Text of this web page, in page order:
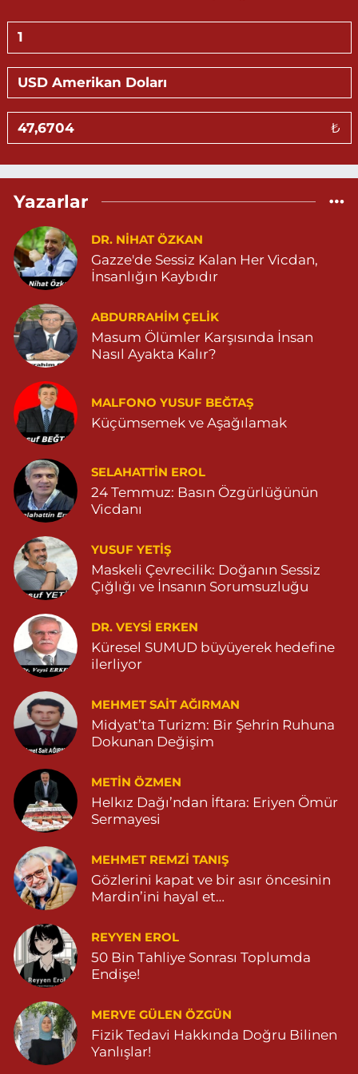
0 (530) 326 46 12
Gündüz Eczanesi
BAHÇEBAŞI MAHALLESİ SELAHADDİN EYYÜBİ CADDE NO:39 B
04823812323
Aksoy Eczanesi
KAPLAN MAH. MARDİN CAD. NO:21 A 04825030197
0 (482) 503 01 97 Yol Tarifi Al
GÜNDOĞAN MAHALLESİ STAD CADDESİ NO:36 A 05380544155
0 (538) 054 41 55 Yol Tarifi Al
Huzur Eczanesi
GÜL MAHALLESİ VATAN CADDE NO:4A 04825912517
0 (482) 591 25 17 Yol Tarifi Al
Dara Eczanesi
NUR MAHALLESİ VALİ OZAN CADDESİ DIŞ KAPI NO:122G
DEVLET HASTANESİ KARŞISI (DİYARBAKIR YOLU CEPHESİ)
04822125304
0 (482) 212 53 04 Yol Tarifi Al
Özdemir Eczanesi
YENİ MAHALLE 3086 SOKAK NO:4 3 04825413121
0 (482) 541 31 21 Yol Tarifi Al
₺
Yazarlar
DR. NIHAT ÖZKAN
Gazze'de Sessiz Kalan Her Vicdan,
İnsanlığın Kaybıdır
ABDURRAHIM ÇELİK
Masum Ölümler Karşısında İnsan
Nasıl Ayakta Kalır?
MALFONO YUSUF BEĞTAŞ
Küçümsemek ve Aşağılamak
SELAHATTIN EROL
24 Temmuz: Basın Özgürlüğünün
Vicdanı
YUSUF YETİŞ
Maskeli Çevrecilik: Doğanın Sessiz
Çığlığı ve İnsanın Sorumsuzluğu
DR. VEYSI ERKEN
Küresel SUMUD büyüyerek hedefine
ilerliyor
MEHMET SAIT AĞIRMAN
Midyat’ta Turizm: Bir Şehrin Ruhuna
Dokunan Değişim
METIN ÖZMEN
Helkız Dağı’ndan İftara: Eriyen Ömür
Sermayesi
MEHMET REMZI TANIŞ
Gözlerini kapat ve bir asır öncesinin
Mardin’ini hayal et…
REYYEN EROL
50 Bin Tahliye Sonrası Toplumda
Endişe!
MERVE GÜLEN ÖZGÜN
Fizik Tedavi Hakkında Doğru Bilinen
Yanlışlar!